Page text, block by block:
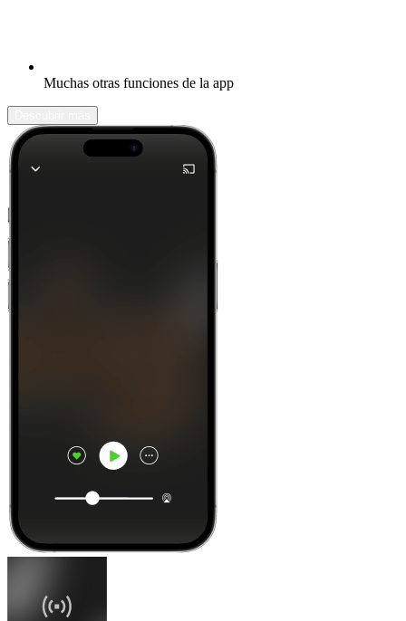
Muchas otras funciones de la app